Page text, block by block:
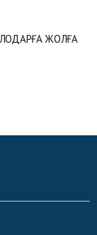
ЖОЛҒА